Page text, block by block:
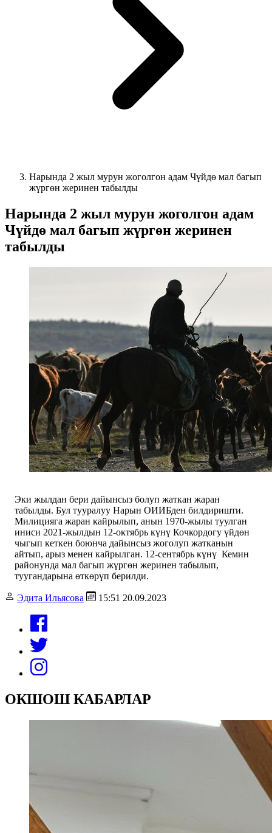
Нарында 2 жыл мурун жоголгон адам Чүйдө мал багып
жүргөн жеринен табылды
Нарында 2 жыл мурун жоголгон адам
Чүйдө мал багып жүргөн жеринен
табылды
Эки жылдан бери дайынсыз болуп жаткан жаран
табылды. Бул тууралуу Нарын ОИИБден билдиришти.
Милицияга жаран кайрылып, анын 1970-жылы туулган
иниси 2021-жылдын 12-октябрь күнү Кочкордогу үйдөн
чыгып кеткен боюнча дайынсыз жоголуп жатканын
айтып, арыз менен кайрылган. 12-сентябрь күнү Кемин
районунда мал багып жүргөн жеринен табылып,
туугандарына өткөрүп берилди.
Эдита Ильясова 15:51 20.09.2023
ОКШОШ КАБАРЛАР